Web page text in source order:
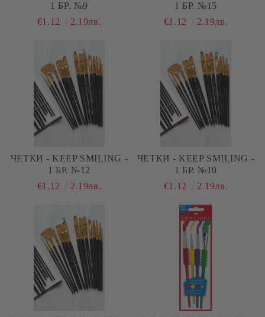
1 БР. №9
€1.12
2.19лв.
1 БР. №15
€1.12
2.19лв.
ЧЕТКИ - KEEP SMILING -
1 БР. №12
€1.12
2.19лв.
ЧЕТКИ - KEEP SMILING -
1 БР. №10
€1.12
2.19лв.